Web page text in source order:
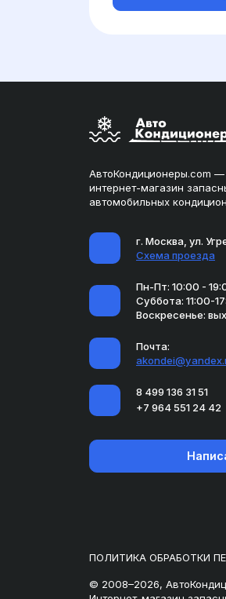
АвтоКондиционеры.com —
интернет-магазин
автомобильных
г. Москва, ул.
Схема проезда
Пн-Пт: 10:00 -
Суббота: 11:00-
Воскресенье:
Почта:
8 499 136 31 51
+7 964 551 24 42
ПОЛИТИКА ОБРАБОТКИ
© 2008–2026,